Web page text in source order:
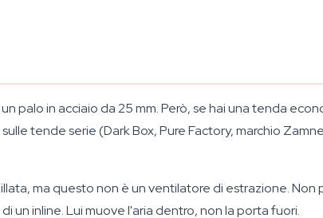
palo in acciaio da 25 mm. Però, se hai una tenda
tende serie (Dark Box, Pure Factory, marchio
ma questo non è un ventilatore di estrazione. Non
un inline. Lui muove l'aria dentro, non la portafuori.